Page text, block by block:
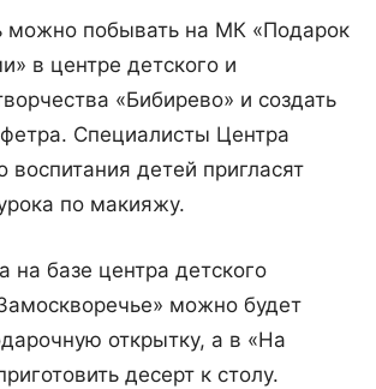
можно побывать на МК «Подарок
в центре детского и
«Бибирево» и создать
Специалисты Центра
воспитания детей пригласят
по макияжу.
на базе центра детского
можно будет
открытку, а в «На
десерт к столу.